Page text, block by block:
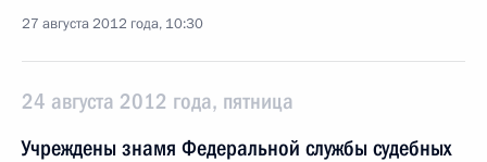
27 августа 2012 года, 10:30
24 августа 2012 года, пятница
Учреждены знамя Федеральной службы судебных